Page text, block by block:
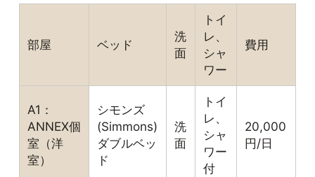
部屋 ベッド
洗
面
トイ
レ、
シャ
ワー
費用
A1：
ANNEX個
室（洋
室）
シモンズ
(Simmons)
ダブルベッ
ド
洗
面
トイ
レ、
シャ
ワー
付
20,000
円/日